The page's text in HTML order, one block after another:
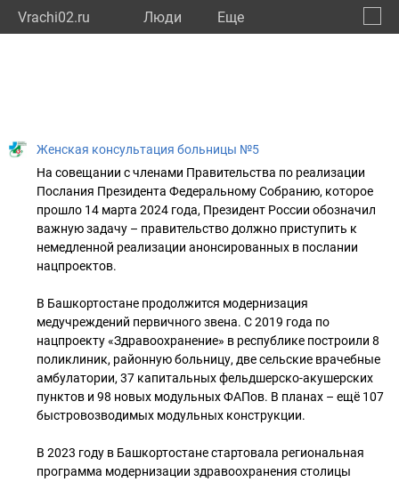
Vrachi02.ru Люди Eще
Женская консультация больницы №5
На совещании с членами Правительства по реализации
Послания Президента Федеральному Собранию, которое
прошло 14 марта 2024 года, Президент России обозначил
важную задачу – правительство должно приступить к
немедленной реализации анонсированных в послании
нацпроектов.
В Башкортостане продолжится модернизация
медучреждений первичного звена. С 2019 года по
нацпроекту «Здравоохранение» в республике построили 8
поликлиник, районную больницу, две сельские врачебные
амбулатории, 37 капитальных фельдшерско-акушерских
пунктов и 98 новых модульных ФАПов. В планах – ещё 107
быстровозводимых модульных конструкции.
В 2023 году в Башкортостане стартовала региональная
программа модернизации здравоохранения столицы